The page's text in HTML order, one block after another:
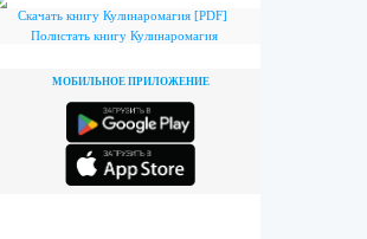
Скачать книгу Кулинаромагия [PDF]
Полистать книгу Кулинаромагия
МОБИЛЬНОЕ ПРИЛОЖЕНИЕ